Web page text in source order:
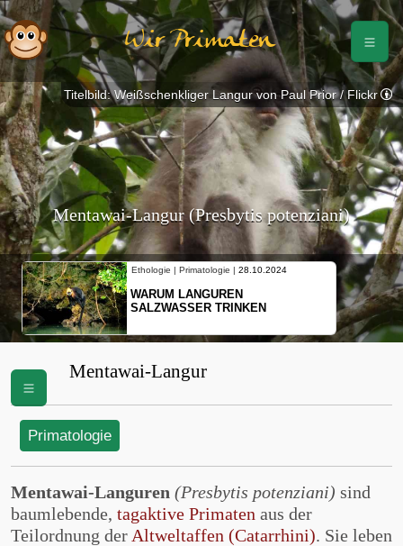
Wir Primaten
Mentawai-Langur (Presbytis potenziani)
Ethologie | Primatologie | 10.10.2024
NEUES VON WEIBLICHEN
SCHOPFGIBBONS UND IHRER
Titelbild: Weißschenkliger Langur von Paul Prior / Flickr
Mentawai-Langur
Primatologie
Mentawai-Languren (Presbytis potenziani) sind
baumlebende, tagaktive Primaten aus der
Teilordnung der Altweltaffen (Catarrhini). Sie leben